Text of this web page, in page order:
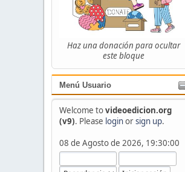
Haz una donación para ocultar
este bloque
Menú Usuario
Welcome tovideoedicion.org
(v9). Please loginorsign up.
08 de Agosto de 2026, 19:30:00